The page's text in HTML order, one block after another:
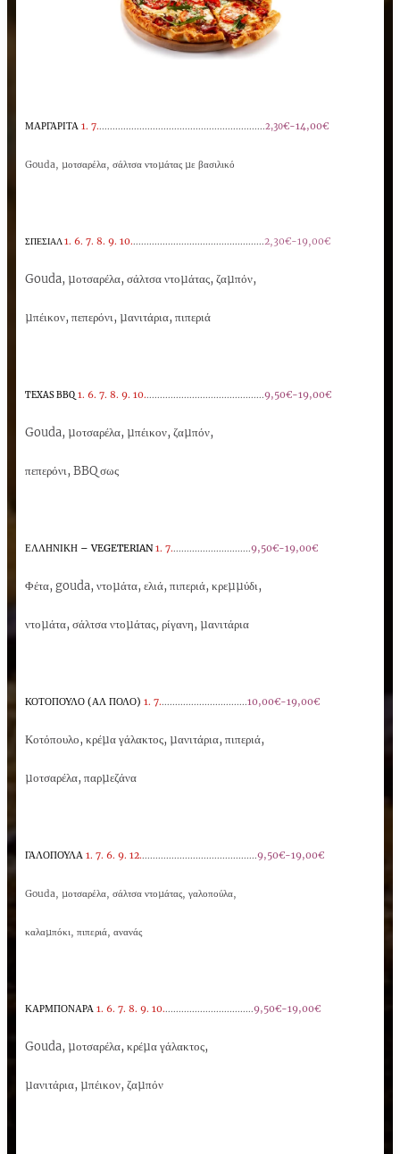
ΜΑΡΓΑΡΙΤΑ 1. 7...............................................................2,30€-14,00€
Gouda, µοτσαρέλα, σάλτσα ντοµάτας µε βασιλικό
ΣΠΕΣΙΑΛ1. 6. 7. 8. 9. 10..................................................2,30€-19,00€
Gouda, µοτσαρέλα, σάλτσα ντοµάτας, ζαµπόν,
µπέικον, πεπερόνι, µανιτάρια, πιπεριά
TEXAS BBQ 1. 6. 7. 8. 9. 10.............................................9,50€-19,00€
Gouda, µοτσαρέλα, µπέικον, ζαµπόν,
πεπερόνι, BBQ σως
ΕΛΛΗΝΙΚΗ – VEGETERIAN 1. 7..............................9,50€-19,00€
Φέτα, gouda, ντοµάτα, ελιά, πιπεριά, κρεµµύδι,
ντοµάτα, σάλτσα ντοµάτας, ρίγανη, µανιτάρια
ΚΟΤΟΠΟΥΛΟ (ΑΛ ΠΟΛΟ) 1. 7.................................10,00€-19,00€
Κοτόπουλο, κρέµα γάλακτος, µανιτάρια, πιπεριά,
µοτσαρέλα, παρµεζάνα
ΓΑΛΟΠΟΥΛΑ 1. 7. 6. 9. 12............................................9,50€-19,00€
Gouda, µοτσαρέλα, σάλτσα ντοµάτας, γαλοπούλα,
καλαµπόκι, πιπεριά, ανανάς
ΚΑΡΜΠΟΝΑΡΑ 1. 6. 7. 8. 9. 10..................................9,50€-19,00€
Gouda, µοτσαρέλα, κρέµα γάλακτος,
µανιτάρια, µπέικον, ζαµπόν